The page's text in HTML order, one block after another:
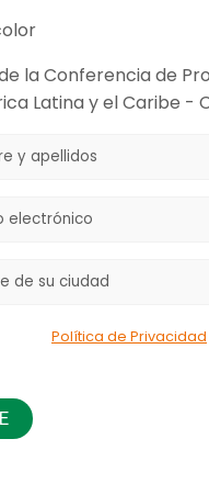
la Conferencia de
Latina y el Caribe -
Política de Privacidad